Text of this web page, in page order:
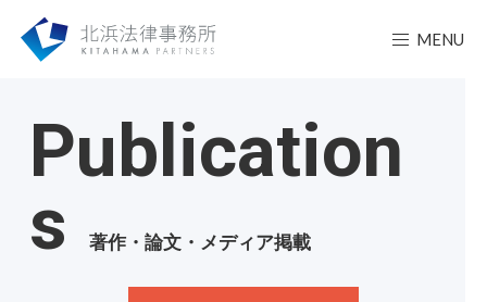
MENU
Publication
s
著作・論文・メディア掲載